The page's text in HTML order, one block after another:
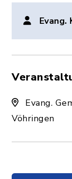
Evang.
Evang.
Vöhringen